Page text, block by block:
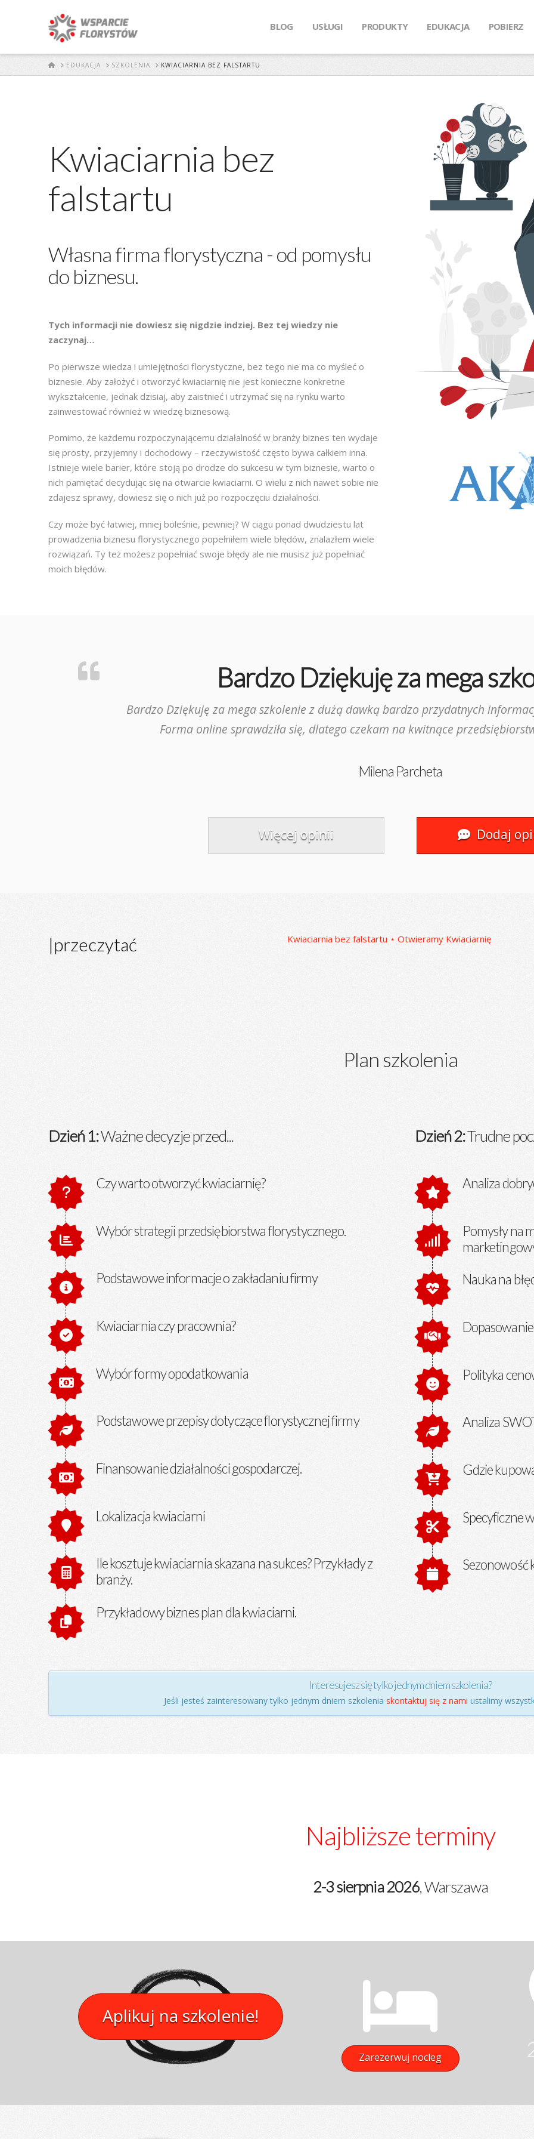
BLOG USŁUGI PRODUKTY EDUKACJA POBIERZ
STARTEDUKACJA SZKOLENIA KWIACIARNIA BEZ FALSTARTU
Kwiaciarnia bez
falstartu
Własna firma florystyczna - od pomysłu
do biznesu.
Tych informacji nie dowiesz się nigdzie indziej. Bez tej wiedzy nie
zaczynaj…
Po pierwsze wiedza i umiejętności florystyczne, bez tego nie ma co myśleć o
biznesie. Aby założyć i otworzyć kwiaciarnię nie jest konieczne konkretne
wykształcenie, jednak dzisiaj, aby zaistnieć i utrzymać się na rynku warto
zainwestować również w wiedzę biznesową.
Pomimo, że każdemu rozpoczynającemu działalność w branży biznes ten wydaje
się prosty, przyjemny i dochodowy – rzeczywistość często bywa całkiem inna.
Istnieje wiele barier, które stoją po drodze do sukcesu w tym biznesie, warto o
nich pamiętać decydując się na otwarcie kwiaciarni. O wielu z nich nawet sobie nie
zdajesz sprawy, dowiesz się o nich już po rozpoczęciu działalności.
Czy może być łatwiej, mniej boleśnie, pewniej? W ciągu ponad dwudziestu lat
prowadzenia biznesu florystycznego popełniłem wiele błędów, znalazłem wiele
rozwiązań. Ty też możesz popełniać swoje błędy ale nie musisz już popełniać
moich błędów.
Bardzo Dziękuję za mega
Bardzo Dziękuję za mega szkolenie z dużą dawką bardzo przydatnych
Forma online sprawdziła się, dlatego czekam na kwitnące
Milena Parcheta
Więcej opinii Dodaj
T|przeczytać Kwiaciarnia bez falstartu ⋆ Otwieramy Kwiaciarnię
Plan szkolenia
Dzień 1:Ważne decyzje przed...
Czy warto otworzyć kwiaciarnię?
Wybór strategii przedsiębiorstwa florystycznego.
Podstawowe informacje o zakładaniu firmy
Kwiaciarnia czy pracownia?
Wybór formy opodatkowania
Podstawowe przepisy dotyczące florystycznej firmy
Finansowanie działalności gospodarczej.
Lokalizacja kwiaciarni
Ile kosztuje kwiaciarnia skazana na sukces? Przykłady z
branży.
Przykładowy biznes plan dla kwiaciarni.
Dzień 2:Trudne
Analiza
Pomysły na
Nauka na
Polityka
Analiza
Gdzie
Specyficzne
Sezonowość
Interesujesz się tylko jednym dniem szkolenia?
Jeśli jesteś zainteresowany tylko jednym dniem szkolenia skontaktuj się z nami ustalimy
Najbliższe terminy
2-3 sierpnia 2026, Warszawa
Aplikuj na szkolenie!
Zarezerwuj nocleg